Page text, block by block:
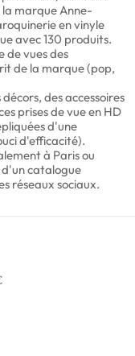
la marque Anne-
en vinyle
avec 130 produits.
de vues des
de la marque (pop,
des accessoires
prises de vue en HD
d'une
d'efficacité).
à Paris ou
d'un catalogue
réseaux sociaux.